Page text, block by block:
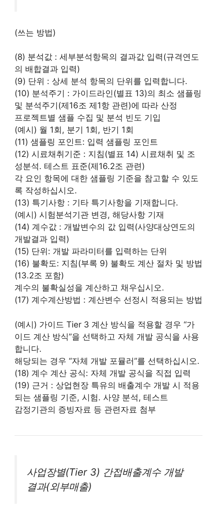
(쓰는 방법)
(8) 분석값 : 세부분석항목의 결과값 입력(규격연도
의 배합결과 입력)
(9) 단위 : 상세 분석 항목의 단위를 입력합니다.
(10) 분석주기 : 가이드라인(별표 13)의 최소 샘플링
및 분석주기(제16조 제1항 관련)에 따라 산정
프로젝트별 샘플 수집 및 분석 빈도 기입
(예시) 월 1회, 분기 1회, 반기 1회
(11) 샘플링 포인트: 입력 샘플링 포인트
(12) 시료채취기준 : 지침(별표 14) 시료채취 및 조
성분석․ 테스트 표준(제16.2조 관련)
각 요인 항목에 대한 샘플링 기준을 참고할 수 있도
록 작성하십시오.
(13) 특기사항 : 기타 특기사항을 기재합니다.
(예시) 시험분석기관 변경, 해당사항 기재
(14) 계수값 : 개발변수의 값 입력(사양대상연도의
개발결과 입력)
(15) 단위: 개발 파라미터를 입력하는 단위
(16) 불확도: 지침(부록 9) 불확도 계산 절차 및 방법
(13.2조 포함)
계수의 불확실성을 계산하고 채우십시오.
(17) 계수계산방법 : 계산변수 선정시 적용되는 방법
(예시) 가이드 Tier 3 계산 방식을 적용할 경우 “가
이드 계산 방식”을 선택하고 자체 개발 공식을 사용
합니다.
해당되는 경우 “자체 개발 포뮬러”를 선택하십시오.
(18) 계수 계산 공식: 자체 개발 공식을 직접 입력
(19) 근거 : 상업현장 특유의 배출계수 개발 시 적용
되는 샘플링 기준, 시험․ 사양 분석, 테스트
감정기관의 증빙자료 등 관련자료 첨부
사업장별(Tier 3) 간접배출계수 개발
결과(외부매출)